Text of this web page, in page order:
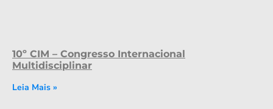
10º CIM – Congresso Internacional
Multidisciplinar
Leia Mais »